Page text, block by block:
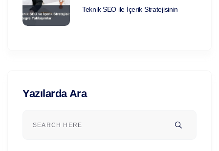
Teknik SEO ile İçerik Stratejisinin
Yazılarda Ara